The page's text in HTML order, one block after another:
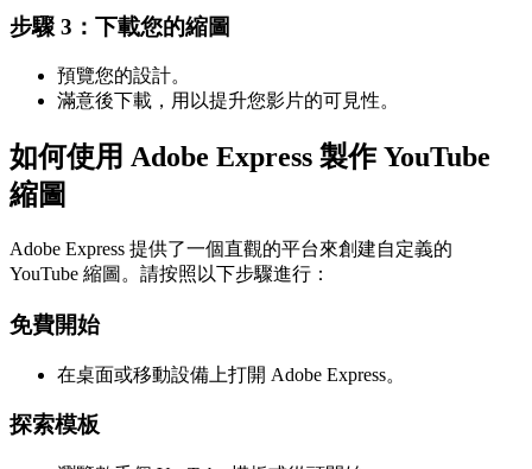
步驟 3：下載您的縮圖
預覽您的設計。
滿意後下載，用以提升您影片的可見性。
如何使用 Adobe Express 製作 YouTube
縮圖
Adobe Express 提供了一個直觀的平台來創建自定義的
YouTube 縮圖。請按照以下步驟進行：
免費開始
在桌面或移動設備上打開 Adobe Express。
探索模板